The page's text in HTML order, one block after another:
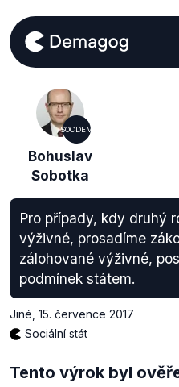
SOCDEM
Bohuslav
Sobotka
Pro případy, kdy druhý
výživné, prosadíme
zálohované výživné,
podmínek státem.
Jiné 15. července 2017
Sociální stát
Tento výrok byl